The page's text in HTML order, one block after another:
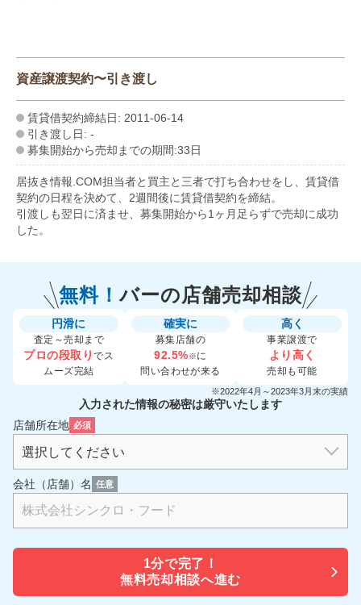
資産譲渡契約〜引き渡し
賃貸借契約締結日: 2011-06-14
引き渡し日: -
募集開始から売却までの期間:33日
居抜き情報.COM担当者と買主と三者で打ち合わせをし、賃貸借
契約の日程を決めて、2週間後に賃貸借契約を締結。
引渡しも翌日に済ませ、募集開始から1ヶ月足らずで売却に成功
した。
無料！バーの店舗売却相談
円滑に
査定～売却まで
プロの段取りでス
ムーズ完結
確実に
募集店舗の
92.5%※に
問い合わせが来る
高く
事業譲渡で
より高く
売却も可能
※2022年4月～2023年3月末の実績
入力された情報の秘密は厳守いたします
店舗所在地 必須
会社（店舗）名 任意
1分で完了！
無料売却相談へ進む